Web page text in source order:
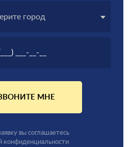
город
МНЕ
вы соглашаетесь
конфиденциальности